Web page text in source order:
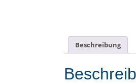
Beschreibung